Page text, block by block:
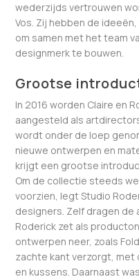
wederzijds vertrouwen
Vos. Zij hebben de
om samen met het team
designmerk te bouwen.
Grootse
In 2016 worden Claire en
aangesteld als
wordt onder de loep
nieuwe ontwerpen en
krijgt een grootse
Om de collectie steeds
voorzien, legt Studio
designers. Zelf dragen
Roderick zet als
ontwerpen neer, zoals
zachte kant verzorgt,
en kussens. Daarnaast